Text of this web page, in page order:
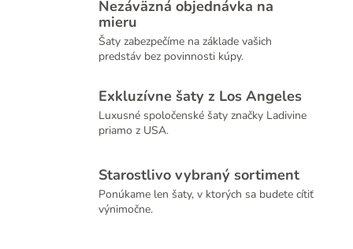
Nezáväzná objednávka na
mieru
Šaty zabezpečíme na základe vašich
predstáv bez povinnosti kúpy.
Exkluzívne šaty z Los Angeles
Luxusné spoločenské šaty značky Ladivine
priamo z USA.
Starostlivo vybraný sortiment
Ponúkame len šaty, v ktorých sa budete cítiť
výnimočne.